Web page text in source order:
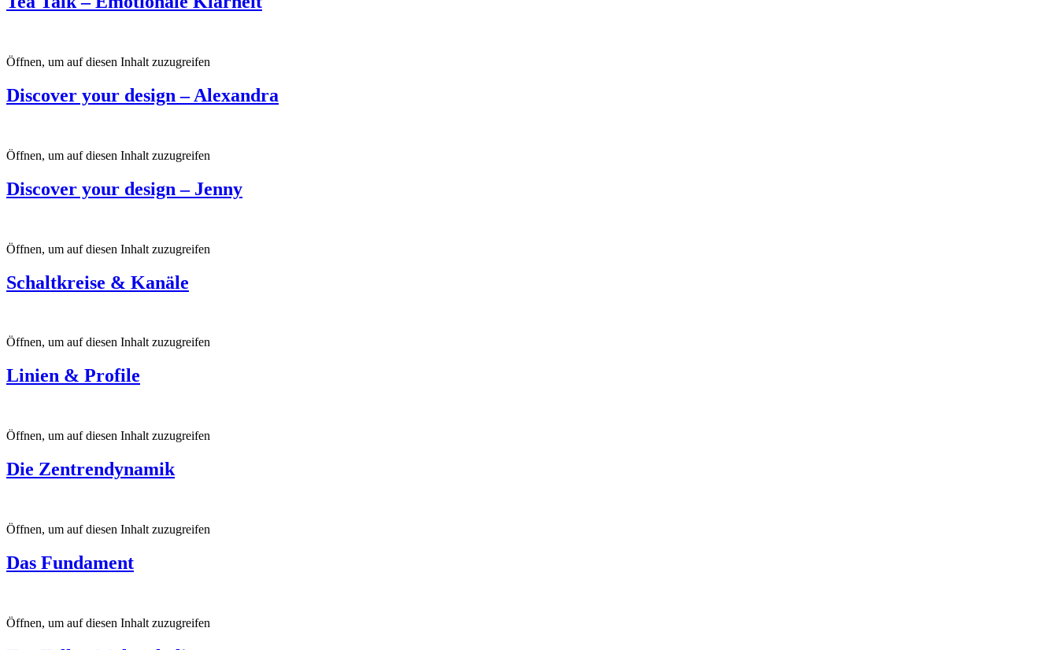
Öffnen, um auf diesen Inhalt zuzugreifen
Discover your design – Alexandra
Öffnen, um auf diesen Inhalt zuzugreifen
Discover your design – Jenny
Öffnen, um auf diesen Inhalt zuzugreifen
Schaltkreise & Kanäle
Öffnen, um auf diesen Inhalt zuzugreifen
Linien & Profile
Öffnen, um auf diesen Inhalt zuzugreifen
Die Zentrendynamik
Öffnen, um auf diesen Inhalt zuzugreifen
Das Fundament
Öffnen, um auf diesen Inhalt zuzugreifen